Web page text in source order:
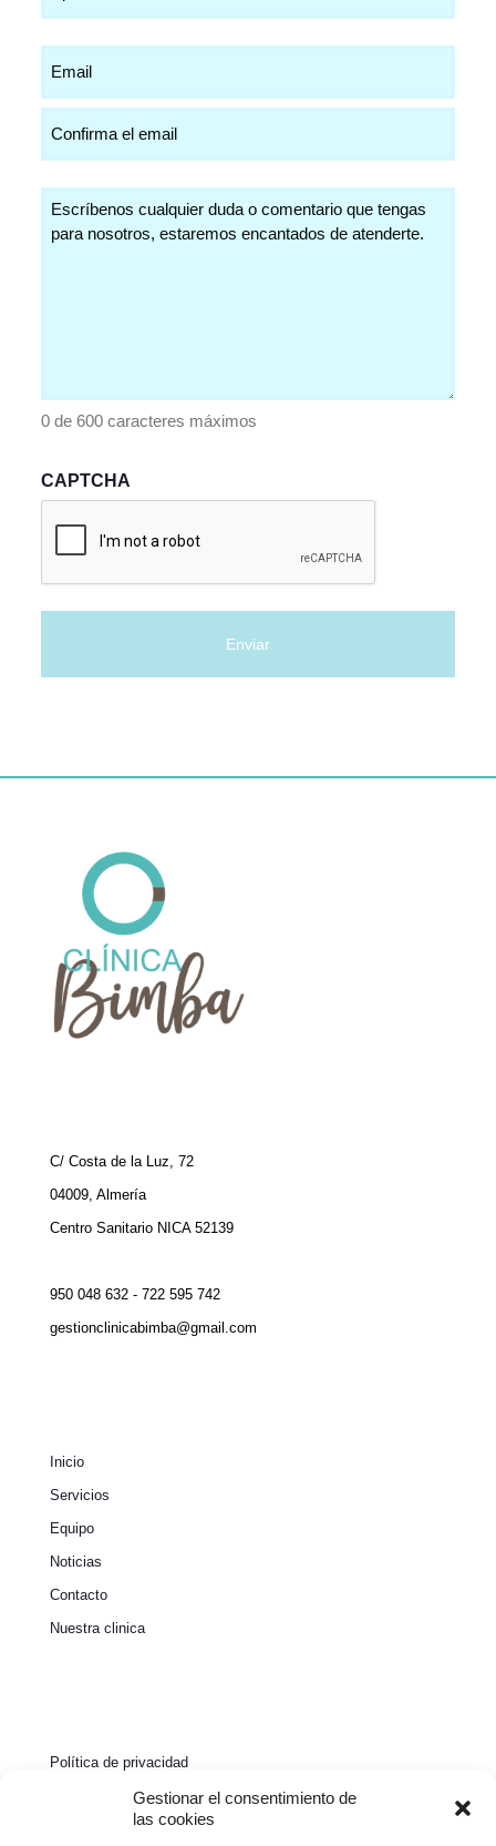
Gestionar el consentimiento de
las cookies
(Obligatorio)
(Obligatorio)
0 de 600 caracteres máximos
CAPTCHA
C/ Costa de la Luz, 72
04009, Almería
Centro Sanitario NICA 52139
950 048 632 - 722 595 742
gestionclinicabimba@gmail.com
Inicio
Servicios
Equipo
Noticias
Contacto
Nuestra clinica
Política de privacidad
Política de cookies